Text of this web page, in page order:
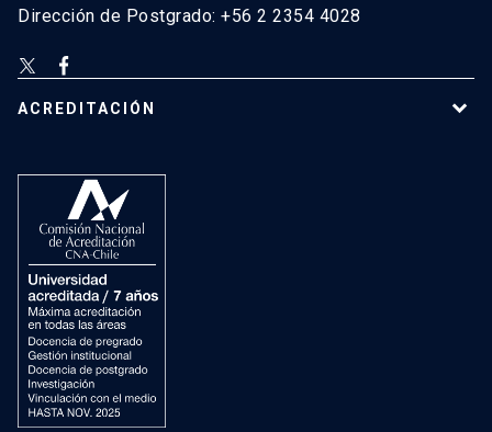
Dirección de Postgrado: +56 2 2354 4028
ACREDITACIÓN